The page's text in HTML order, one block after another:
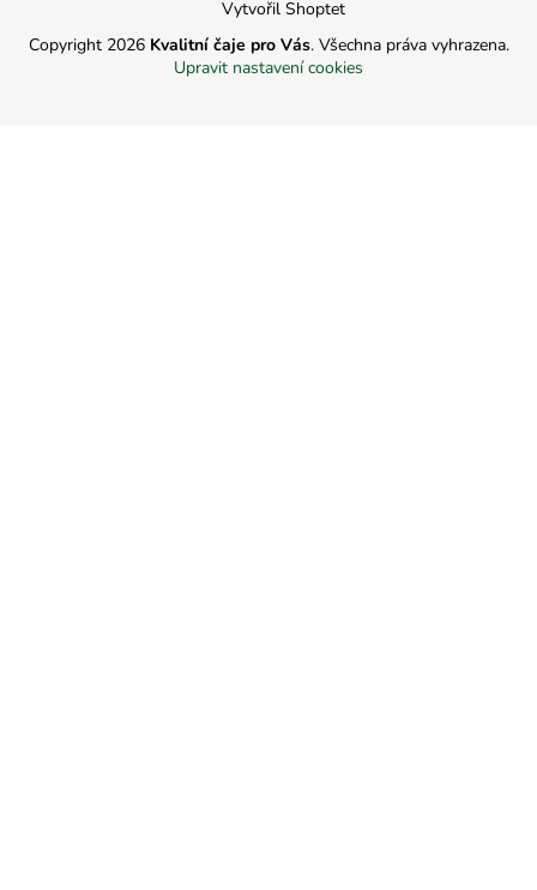
Vytvořil Shoptet
Copyright 2026 Kvalitní čaje pro Vás. Všechna práva vyhrazena.
Upravit nastavení cookies